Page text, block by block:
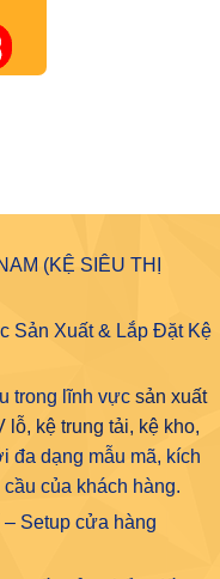
(KỆ SIÊU THỊ
Sản Xuất & Lắp Đặt Kệ
trong lĩnh vực sản xuất
lỗ, kệ trung tải, kệ kho,
đa dạng mẫu mã, kích
của khách hàng.
– Setup cửa hàng